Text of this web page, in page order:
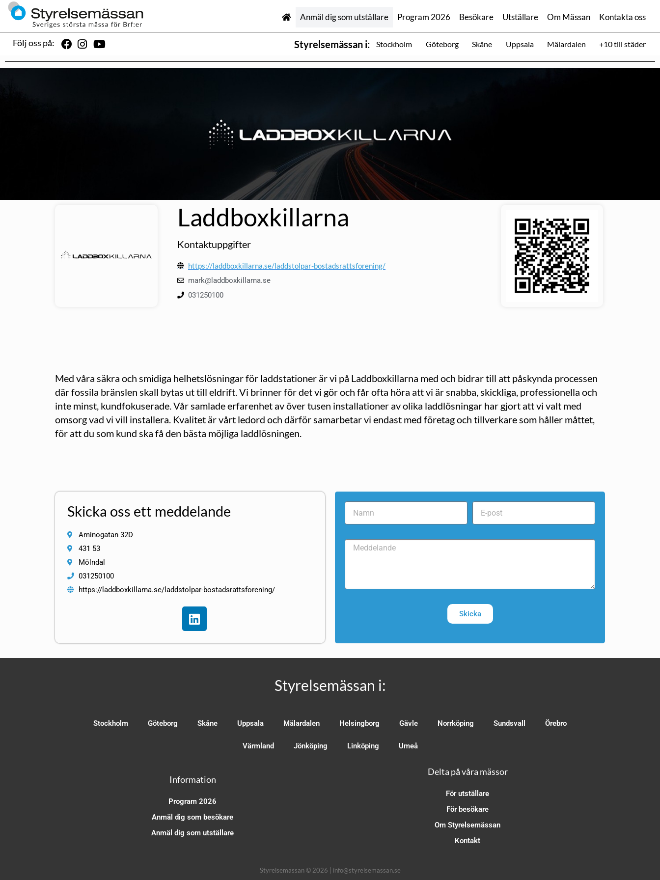
Anmäl dig som utställare Program 2026 Besökare Utställare Om Mässan Kontakta oss
Följ oss på: Styrelsemässan i: Stockholm Göteborg Skåne Uppsala Mälardalen +10 till städer
Laddboxkillarna
Kontaktuppgifter
https://laddboxkillarna.se/laddstolpar-bostadsrattsforening/
mark@laddboxkillarna.se
031250100
Med våra säkra och smidiga helhetslösningar för laddstationer är vi på Laddboxkillarna med och bidrar till att påskynda processen
där fossila bränslen skall bytas ut till eldrift. Vi brinner för det vi gör och får ofta höra att vi är snabba, skickliga, professionella och
inte minst, kundfokuserade. Vår samlade erfarenhet av över tusen installationer av olika laddlösningar har gjort att vi valt med
omsorg vad vi vill installera. Kvalitet är vårt ledord och därför samarbetar vi endast med företag och tillverkare som håller måttet,
för att du som kund ska få den bästa möjliga laddlösningen.
Skicka oss ett meddelande
Aminogatan 32D
431 53
Mölndal
031250100
https://laddboxkillarna.se/laddstolpar-bostadsrattsforening/
Skicka
Styrelsemässan i:
Stockholm Göteborg Skåne Uppsala Mälardalen Helsingborg Gävle Norrköping Sundsvall Örebro
Värmland Jönköping Linköping Umeå
Information
Program 2026
Anmäl dig som besökare
Anmäl dig som utställare
Delta på våra mässor
För utställare
För besökare
Om Styrelsemässan
Kontakt
Styrelsemässan © 2026 | info@styrelsemassan.se